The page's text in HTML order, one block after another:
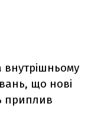
внутрішньому
що нові
приплив